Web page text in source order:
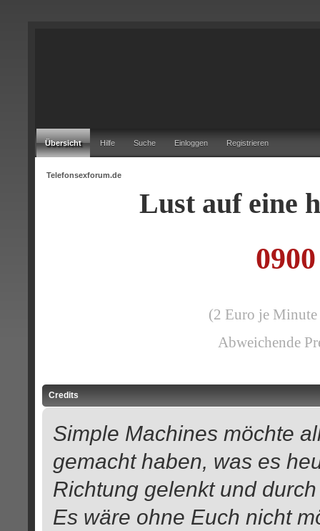
Übersicht Hilfe Suche Einloggen Registrieren
Telefonsexforum.de
Lust auf eine
(2 Euro je Minute
Abweichende
Credits
Simple Machines möchte
gemacht haben, was es
Richtung gelenkt und
Es wäre ohne Euch nicht